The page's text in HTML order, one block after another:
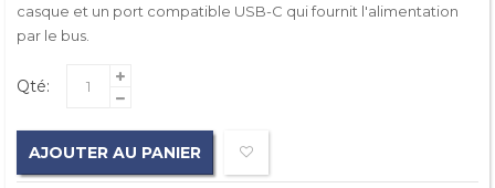
casque et un port compatible USB-C qui fournit l'alimentation
par le bus.
Qté:
AJOUTER AU PANIER